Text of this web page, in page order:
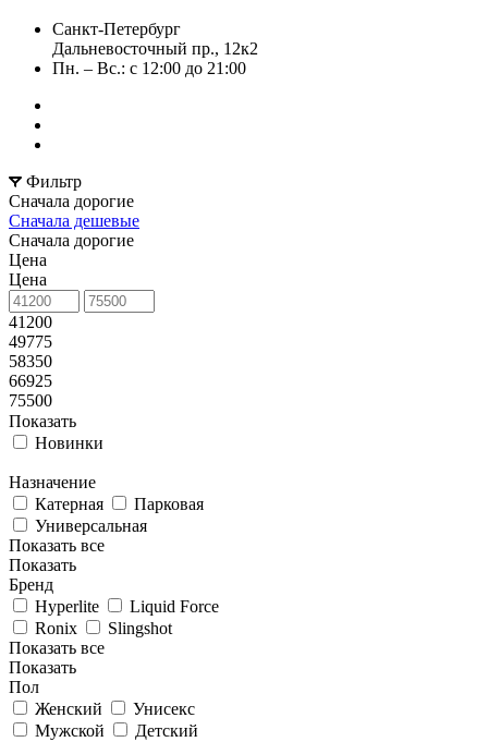
Санкт-Петербург
Дальневосточный пр., 12к2
Пн. – Вс.: с 12:00 до 21:00
Фильтр
Сначала дорогие
Сначала дешевые
Сначала дорогие
Цена
Цена
41200
49775
58350
66925
75500
Показать
Новинки
Назначение
Катерная
Парковая
Универсальная
Показать все
Показать
Бренд
Hyperlite
Liquid Force
Ronix
Slingshot
Показать все
Показать
Пол
Женский
Унисекс
Мужской
Детский